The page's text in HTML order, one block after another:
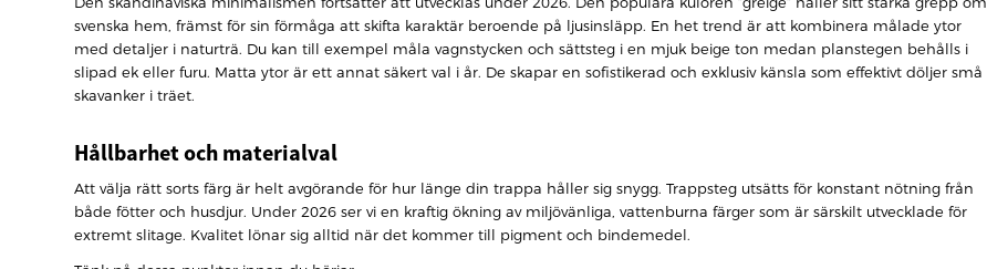
svenska hem, främst för sin förmåga att skifta karaktär beroende på ljusinsläpp. En het trend är att kombinera målade ytor
med detaljer i naturträ. Du kan till exempel måla vagnstycken och sättsteg i en mjuk beige ton medan planstegen behålls i
slipad ek eller furu. Matta ytor är ett annat säkert val i år. De skapar en sofistikerad och exklusiv känsla som effektivt döljer små
skavanker i träet.
Hållbarhet och materialval
Att välja rätt sorts färg är helt avgörande för hur länge din trappa håller sig snygg. Trappsteg utsätts för konstant nötning från
både fötter och husdjur. Under 2026 ser vi en kraftig ökning av miljövänliga, vattenburna färger som är särskilt utvecklade för
extremt slitage. Kvalitet lönar sig alltid när det kommer till pigment och bindemedel.